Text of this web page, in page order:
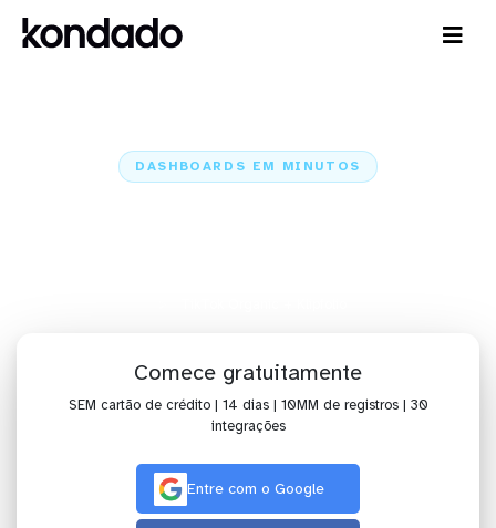
DASHBOARDS EM MINUTOS
Comece gratuitamente
SEM cartão de crédito | 14 dias | 10MM de registros | 30
integrações
Entre com o Google